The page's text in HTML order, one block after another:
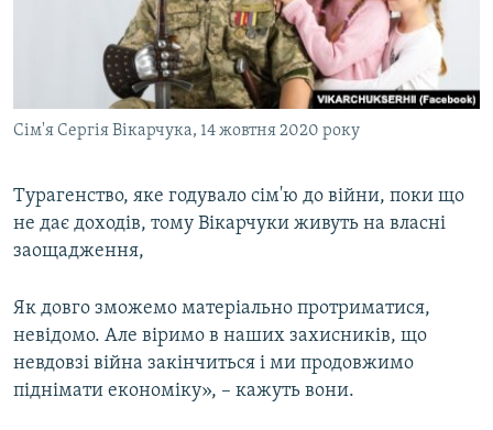
Сім'я Сергія Вікарчука, 14 жовтня 2020 року
Турагенство, яке годувало сім'ю до війни, поки що
не дає доходів, тому Вікарчуки живуть на власні
заощадження,
Як довго зможемо матеріально протриматися,
невідомо. Але віримо в наших захисників, що
невдовзі війна закінчиться і ми продовжимо
піднімати економіку», – кажуть вони.